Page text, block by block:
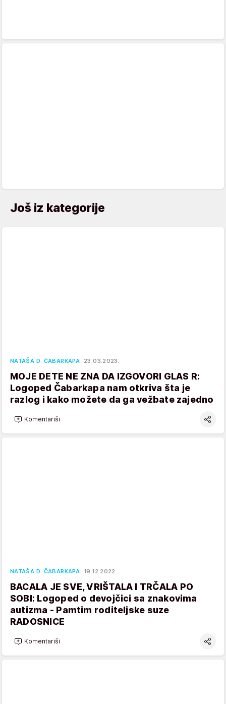
Još iz kategorije
NATAŠA D. ČABARKAPA 23.03.2023.
MOJE DETE NE ZNA DA IZGOVORI GLAS R:
Logoped Čabarkapa nam otkriva šta je
razlog i kako možete da ga vežbate zajedno
Komentariši
NATAŠA D. ČABARKAPA 19.12.2022.
BACALA JE SVE, VRIŠTALA I TRČALA PO
SOBI: Logoped o devojčici sa znakovima
autizma - Pamtim roditeljske suze
RADOSNICE
Komentariši